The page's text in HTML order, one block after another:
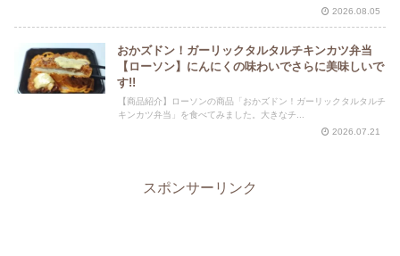
2026.08.05
おかズドン！ガーリックタルタルチキンカツ弁当
【ローソン】にんにくの味わいでさらに美味しいで
す!!
【商品紹介】ローソンの商品「おかズドン！ガーリックタルタルチ
キンカツ弁当」を食べてみました。大きなチ...
2026.07.21
スポンサーリンク